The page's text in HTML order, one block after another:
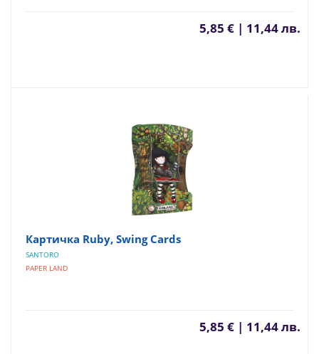
5,85 € | 11,44 лв.
Картичка Ruby, Swing Cards
SANTORO
PAPER LAND
5,85 € | 11,44 лв.